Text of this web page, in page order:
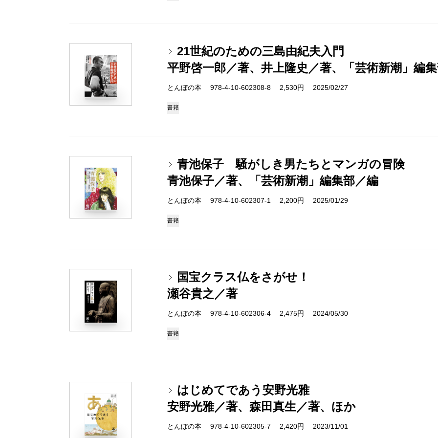
21世紀のための三島由紀夫入門
平野啓一郎／著、井上隆史／著、「芸術新潮」編
とんぼの本 978-4-10-602308-8 2,530円 2025/02/27
書籍
青池保子 騒がしき男たちとマンガの冒険
青池保子／著、「芸術新潮」編集部／編
とんぼの本 978-4-10-602307-1 2,200円 2025/01/29
書籍
国宝クラス仏をさがせ！
瀬谷貴之／著
とんぼの本 978-4-10-602306-4 2,475円 2024/05/30
書籍
はじめてであう安野光雅
安野光雅／著、森田真生／著、ほか
とんぼの本 978-4-10-602305-7 2,420円 2023/11/01